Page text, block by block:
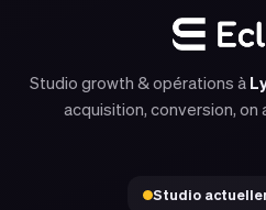
Studio growth & opérations à
acquisition, conversion, on
Studio